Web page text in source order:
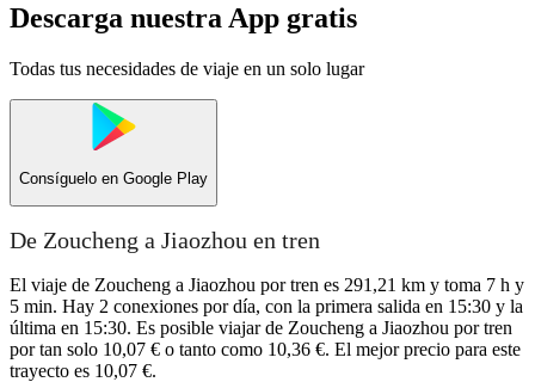
Descarga nuestra App gratis
Todas tus necesidades de viaje en un solo lugar
Consíguelo en Google Play
De Zoucheng a Jiaozhou en tren
El viaje de Zoucheng a Jiaozhou por tren es 291,21 km y toma 7 h y
5 min. Hay 2 conexiones por día, con la primera salida en 15:30 y la
última en 15:30. Es posible viajar de Zoucheng a Jiaozhou por tren
por tan solo 10,07 € o tanto como 10,36 €. El mejor precio para este
trayecto es 10,07 €.